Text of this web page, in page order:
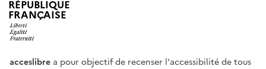
RÉPUBLIQUE
FRANÇAISE
acceslibre a pour objectif de recenser l'accessibilité de tous